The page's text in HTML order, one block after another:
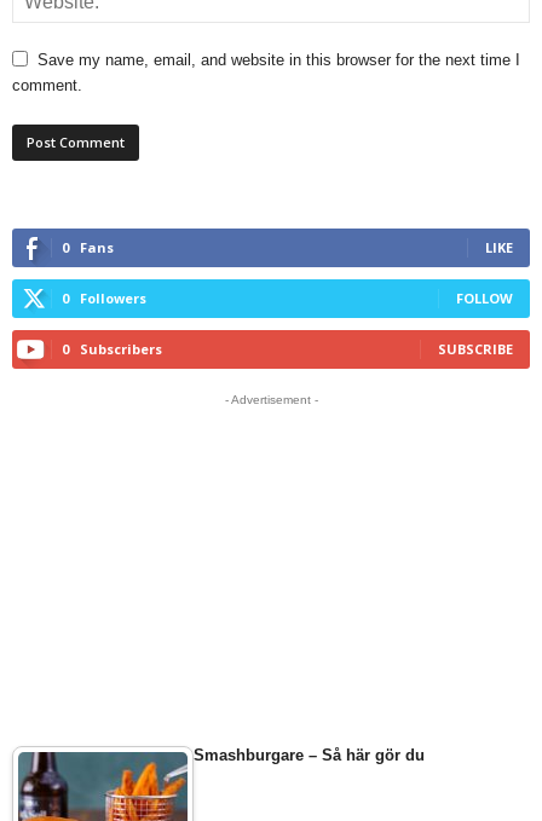
Save my name, email, and website in this browser for the next time I
comment.
0 Fans LIKE
0 Followers FOLLOW
0 Subscribers SUBSCRIBE
- Advertisement -
Smashburgare – Så här gör du